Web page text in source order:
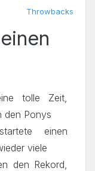
Throwbacks
tolle Zeit,
den Ponys
einen
viele
den Rekord,